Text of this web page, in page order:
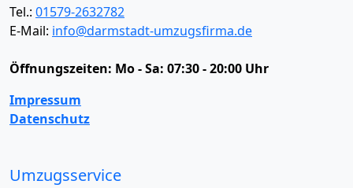
Tel.: 01579-2632782
E-Mail: info@darmstadt-umzugsfirma.de
Öffnungszeiten: Mo - Sa: 07:30 - 20:00 Uhr
Impressum
Datenschutz
Umzugsservice